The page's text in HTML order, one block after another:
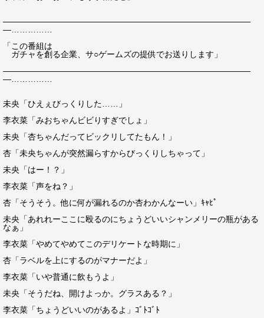
――――――――――――――――――――――――――――――
―……………
「この番組は
ガチャを創る企業、サ○ゲームズの提供でお送りします」
――――――――――――――――――――――――――――――
―……………
未央「ひえぇびっくりした……」
李衣菜「みおちゃんビビりすぎでしょ」
未央「杏ちゃんだってビックリしてたもん！」
杏「未央ちゃんが突然漏らすからびっくりしちゃって」
未央「はー！？」
李衣菜「声をね？」
杏「そうそう。他に何が漏れるのか杏わかんなーい」ｷｬﾋﾟ
未央「あれれーここに殴るのにちょうどいいシャンメリーの瓶がある
なぁ」
李衣菜「やめてやめてこのデリケートな時期に」
杏「ラベルを上にするのがマナーだよ」
李衣菜「いや普通に飲もうよ」
未央「そうだね、開けよっか。グラスある？」
李衣菜「ちょうどいいのがあるよ」ｺﾞﾄｺﾞﾄ